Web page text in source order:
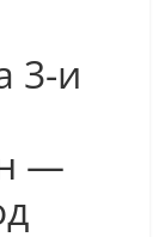
3-и
—